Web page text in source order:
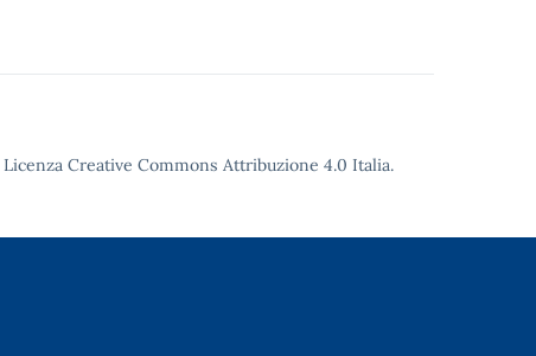
Licenza Creative Commons Attribuzione 4.0 Italia.